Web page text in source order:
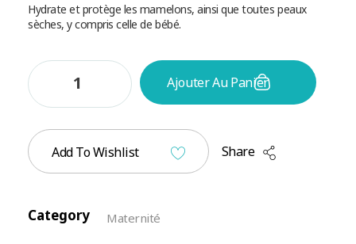
Hydrate et protège les mamelons, ainsi que toutes peaux
sèches, y compris celle de bébé.
Ajouter Au Panier
Add To Wishlist Share
Category Maternité